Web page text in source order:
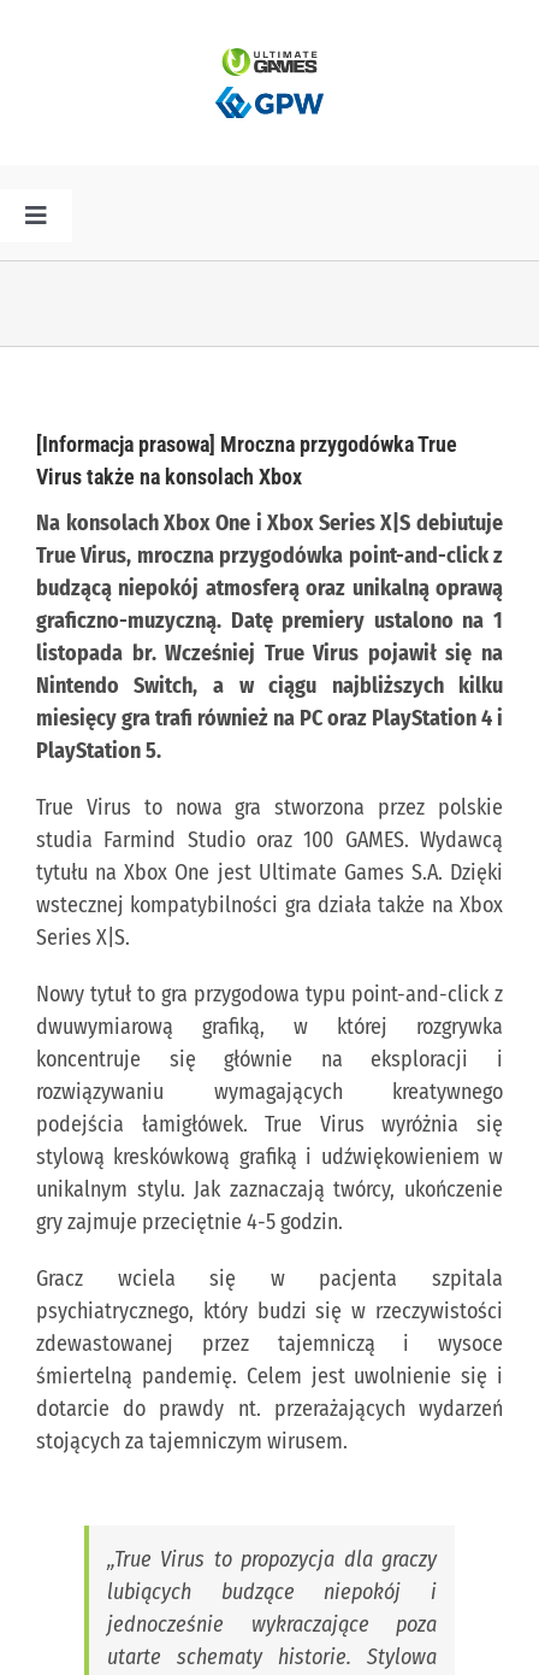
Toggle
Navigation
PLAN PREMIER
SPÓŁKA
KONTAKT
PUBLISHING (EN)
[Informacja prasowa] Mroczna przygodówka True
Virus także na konsolach Xbox
Na konsolachXbox One i Xbox SeriesX|S debiutuje
True Virus, mroczna przygodówka point-and-click z
budzącą niepokój atmosferą oraz unikalną oprawą
graficzno-muzyczną. Datę premiery ustalono na 1
listopada br. Wcześniej True Virus pojawił się na
Nintendo Switch, a w ciągu najbliższych kilku
miesięcy gra trafi również na PC oraz PlayStation 4 i
PlayStation 5.
True Virus to nowa gra stworzona przez polskie
studia Farmind Studio oraz 100 GAMES. Wydawcą
tytułu na Xbox One jest Ultimate Games S.A. Dzięki
wstecznej kompatybilności gra działa także na Xbox
Series X|S.
Nowy tytuł to gra przygodowa typu point-and-click z
dwuwymiarową grafiką, w której rozgrywka
koncentruje się głównie na eksploracji i
rozwiązywaniu wymagających kreatywnego
podejścia łamigłówek. True Virus wyróżnia się
stylową kreskówkową grafiką i udźwiękowieniem w
unikalnym stylu. Jak zaznaczają twórcy, ukończenie
gry zajmuje przeciętnie 4-5 godzin.
Gracz wciela się w pacjenta szpitala
psychiatrycznego, który budzi się w rzeczywistości
zdewastowanej przez tajemniczą i wysoce
śmiertelną pandemię. Celem jest uwolnienie się i
dotarcie do prawdy nt. przerażających wydarzeń
stojących za tajemniczym wirusem.
„True Virus to propozycja dla graczy
lubiących budzące niepokój i
jednocześnie wykraczające poza
utarte schematy historie. Stylowa